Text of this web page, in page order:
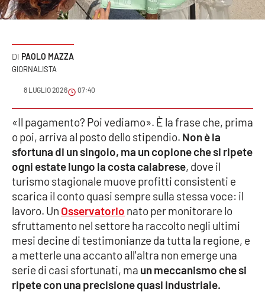
Cultura
Podcast
VIDEO
Ambiente
Cronaca
Cultura
Economia e Lavoro
PAOLO MAZZA
GIORNALISTA
8 LUGLIO 2026 07:40
«Il pagamento? Poi vediamo». È la frase che, prima
o poi, arriva al posto dello stipendio. Non è la
sfortuna di un singolo, ma un copione che si ripete
ogni estate lungo la costa calabrese, dove il
turismo stagionale muove profitti consistenti e
scarica il conto quasi sempre sulla stessa voce: il
lavoro. Un Osservatorio nato per monitorare lo
sfruttamento nel settore ha raccolto negli ultimi
mesi decine di testimonianze da tutta la regione, e
a metterle una accanto all'altra non emerge una
serie di casi sfortunati, ma un meccanismo che si
ripete con una precisione quasi industriale.